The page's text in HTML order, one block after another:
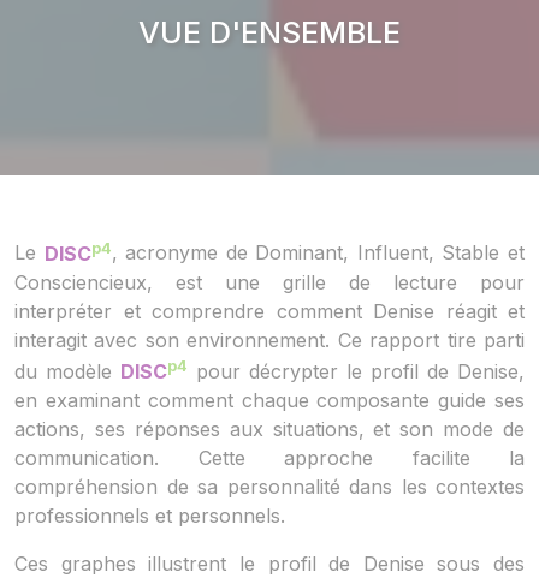
VUE D'ENSEMBLE
Le DISCp4, acronyme de Dominant, Influent, Stable et
Consciencieux, est une grille de lecture pour
interpréter et comprendre comment Denise réagit et
interagit avec son environnement. Ce rapport tire parti
du modèle DISCp4 pour décrypter le profil de Denise,
en examinant comment chaque composante guide ses
actions, ses réponses aux situations, et son mode de
communication. Cette approche facilite la
compréhension de sa personnalité dans les contextes
professionnels et personnels.
Ces graphes illustrent le profil de Denise sous des